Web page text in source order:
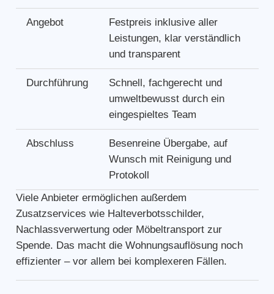
Angebot
Festpreis inklusive aller
Leistungen, klar verständlich
und transparent
Durchführung
Schnell, fachgerecht und
umweltbewusst durch ein
eingespieltes Team
Abschluss
Besenreine Übergabe, auf
Wunsch mit Reinigung und
Protokoll
Viele Anbieter ermöglichen außerdem
Zusatzservices wie Halteverbotsschilder,
Nachlassverwertung oder Möbeltransport zur
Spende. Das macht die Wohnungsauflösung noch
effizienter – vor allem bei komplexeren Fällen.